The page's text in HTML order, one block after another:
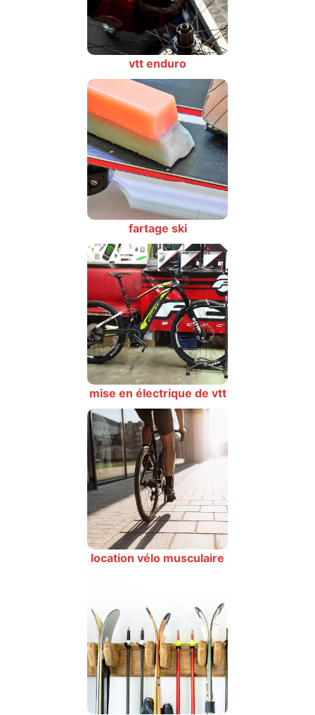
vtt enduro
fartage ski
mise en électrique de vtt
location vélo musculaire